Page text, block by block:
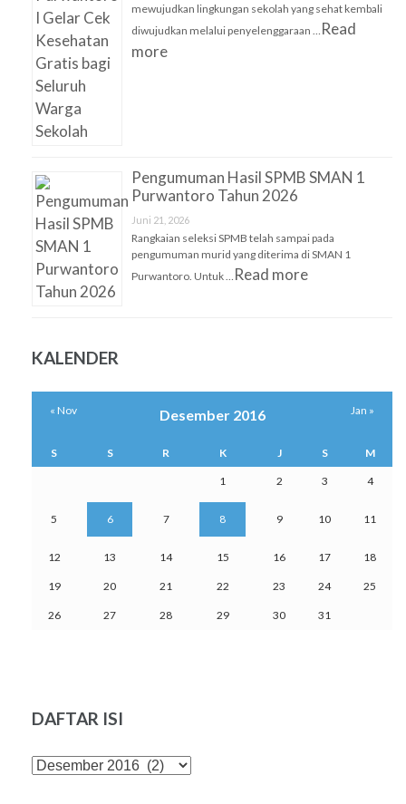
mewujudkan lingkungan sekolah yang sehat kembali
diwujudkan melalui penyelenggaraan …
Read
more
Pengumuman Hasil SPMB SMAN 1
Purwantoro Tahun 2026
Juni 21, 2026
Rangkaian seleksi SPMB telah sampai pada
pengumuman murid yang diterima di SMAN 1
Purwantoro. Untuk …
Read more
KALENDER
Desember 2016
S S R K J S M
1 2 3 4
5 6 7 8 9 10 11
12 13 14 15 16 17 18
19 20 21 22 23 24 25
26 27 28 29 30 31
« Nov Jan »
DAFTAR ISI
DAFTAR